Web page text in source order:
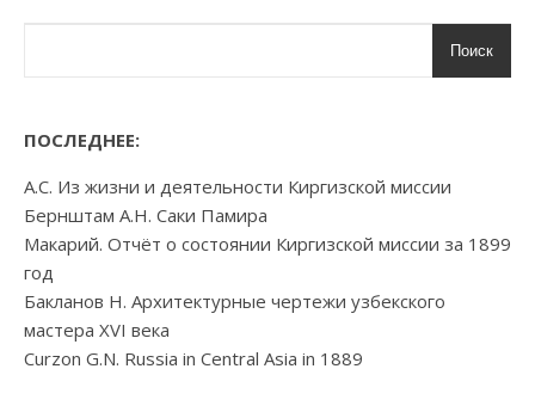
Поиск
ПОСЛЕДНЕЕ:
А.С. Из жизни и деятельности Киргизской миссии
Бернштам А.Н. Саки Памира
Макарий. Отчёт о состоянии Киргизской миссии за 1899
год
Бакланов Н. Архитектурные чертежи узбекского
мастера XVI века
Curzon G.N. Russia in Central Asia in 1889